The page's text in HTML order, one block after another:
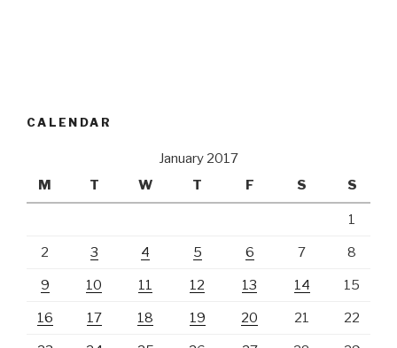
CALENDAR
January 2017
M
T W T F S S
1
2 3 4 5 6 7 8
9 10 11 12 13 14 15
16 17 18 19 20 21 22